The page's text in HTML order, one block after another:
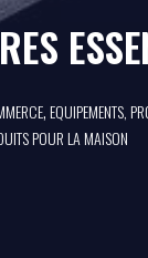
,EQUIPEMENTS,
POUR LA MAISON